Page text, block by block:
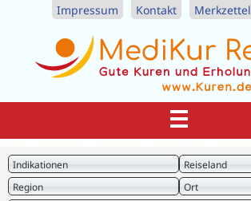
Impressum Kontakt Merkzettel
Indikationen
Reiseland
Region
Ort